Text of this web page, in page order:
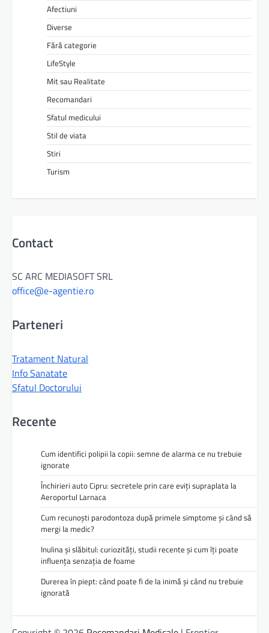
Afectiuni
Diverse
Fără categorie
LifeStyle
Mit sau Realitate
Recomandari
Sfatul medicului
Stil de viata
Stiri
Turism
Contact
SC ARC MEDIASOFT SRL
office@e-agentie.ro
Parteneri
Tratament Natural
Info Sanatate
Sfatul Doctorului
Recente
Cum identifici polipii la copii: semne de alarma ce nu trebuie
ignorate
Închirieri auto Cipru: secretele prin care eviți supraplata la
Aeroportul Larnaca
Cum recunoști parodontoza după primele simptome și când să
mergi la medic?
Inulina și slăbitul: curiozități, studii recente și cum îți poate
influența senzația de foame
Durerea în piept: când poate fi de la inimă și când nu trebuie
ignorată